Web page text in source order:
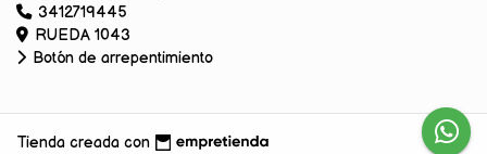
3412719445
RUEDA 1043
Botón de arrepentimiento
Tienda creada con